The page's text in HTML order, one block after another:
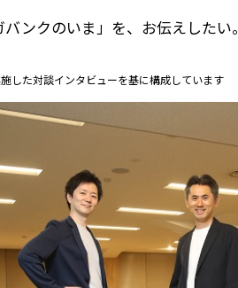
ンクのいま」を、お伝えしたい。
した対談インタビューを基に構成しています